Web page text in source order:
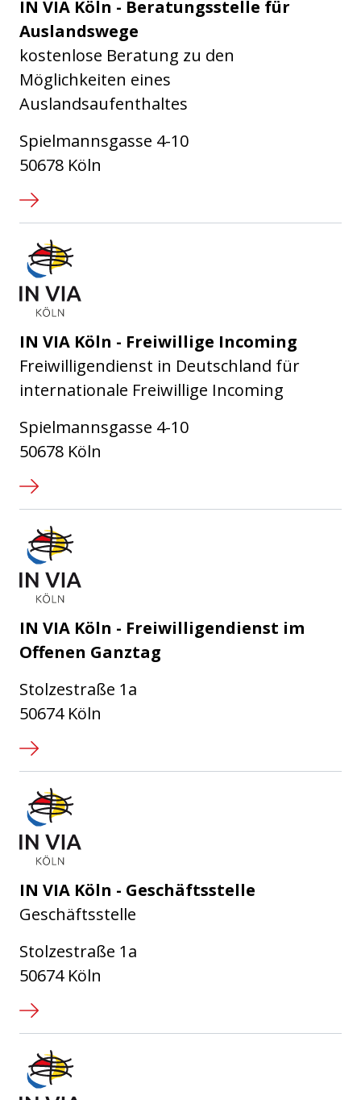
IN VIA Köln - Beratungsstelle für
Auslandswege
kostenlose Beratung zu den
Möglichkeiten eines
Auslandsaufenthaltes
Spielmannsgasse 4-10
50678 Köln
IN VIA Köln - Freiwillige Incoming
Freiwilligendienst in Deutschland für
internationale Freiwillige Incoming
Spielmannsgasse 4-10
50678 Köln
IN VIA Köln - Freiwilligendienst im
Offenen Ganztag
Stolzestraße 1a
50674 Köln
IN VIA Köln - Geschäftsstelle
Geschäftsstelle
Stolzestraße 1a
50674 Köln